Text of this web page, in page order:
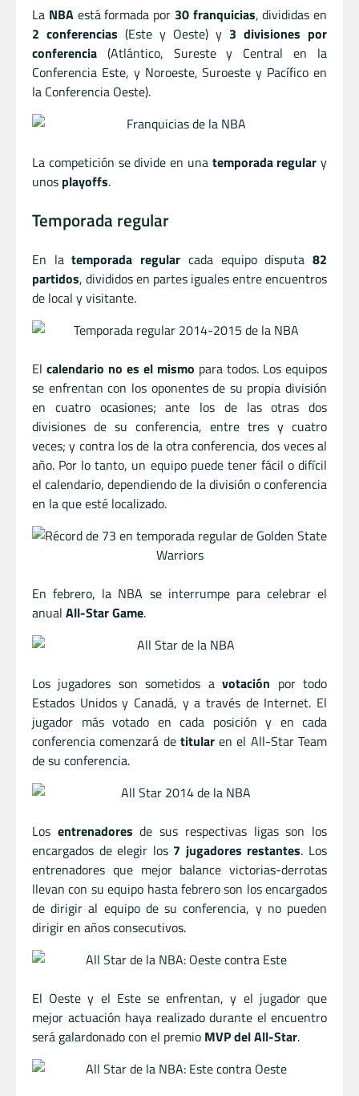
La NBAestá formada por 30 franquicias, divididas en
2 conferencias (Este y Oeste) y 3 divisiones por
conferencia (Atlántico, Sureste y Central en la
Conferencia Este, y Noroeste, Suroeste y Pacífico en
la Conferencia Oeste).
La competición se divide en una temporada regular y
unos playoffs.
Temporada regular
En latemporada regular cada equipo disputa82
partidos, divididos en partes iguales entre encuentros
de local y visitante.
El calendario no es el mismo para todos. Los equipos
se enfrentan con los oponentes de su propia división
en cuatro ocasiones; ante los de las otras dos
divisiones de su conferencia, entre tres y cuatro
veces; y contra los de la otra conferencia, dos veces al
año. Por lo tanto, un equipo puede tener fácil o difícil
el calendario, dependiendo de la división o conferencia
en la que esté localizado.
En febrero, la NBA se interrumpe para celebrar el
anual All-Star Game.
Los jugadores son sometidos avotación por todo
Estados Unidos y Canadá, y a través de Internet. El
jugador más votado en cada posición y en cada
conferencia comenzará de titularen el All-Star Team
de su conferencia.
Los entrenadores de sus respectivas ligas son los
encargados de elegir los 7 jugadores restantes. Los
entrenadores que mejor balance victorias-derrotas
llevan con su equipo hasta febrero son los encargados
de dirigir al equipo de su conferencia, y no pueden
dirigir en años consecutivos.
El Oeste y el Este se enfrentan, y el jugador que
mejor actuación haya realizado durante el encuentro
será galardonado con el premio MVP del All-Star.